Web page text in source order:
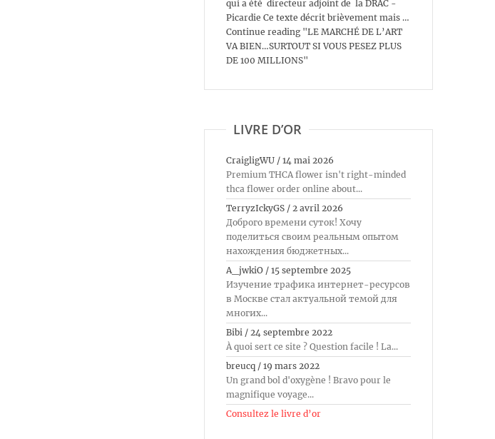
qui a été directeur adjoint de la DRAC -
Picardie Ce texte décrit brièvement mais …
Continue reading "LE MARCHÉ DE L’ART
VA BIEN…SURTOUT SI VOUS PESEZ PLUS
DE 100 MILLIONS"
LIVRE D’OR
CraigligWU / 14 mai 2026
Premium THCA flower isn't right-minded
thca flower order online about...
TerryzIckyGS / 2 avril 2026
Доброго времени суток! Хочу
поделиться своим реальным опытом
нахождения бюджетных...
A_jwkiO / 15 septembre 2025
Изучение трафика интернет-ресурсов
в Москве стал актуальной темой для
многих...
Bibi / 24 septembre 2022
À quoi sert ce site ? Question facile ! La...
breucq / 19 mars 2022
Un grand bol d'oxygène ! Bravo pour le
magnifique voyage...
Consultez le livre d’or